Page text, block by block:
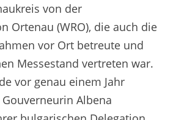
von der
Ortenau (WRO), die auch die
vor Ort betreute und
Messestand vertreten war.
vor genau einem Jahr
Albena